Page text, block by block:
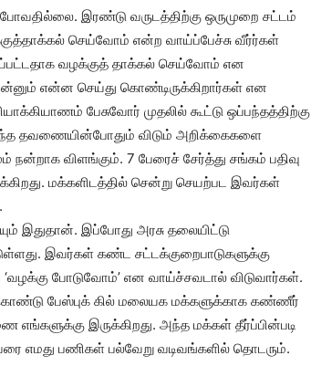
இரண்டு வருடத்திற்கு ஒருமுறை சட்டம்
செய்வோம் என்ற வாய்ப்பேச்சு வீர்ர்கள்
வழக்குத் தாக்கல் செய்வோம் என
என்ன செய்து கொண்டிருக்கிறார்கள் என
பேசுவோர் முதலில் கூட்டு ஒப்பந்தத்திற்கு
தவணையின்போதும் விடும் அறிக்கைகளை
நன்றாக விளங்கும். 7 பேரைச் சேர்த்து சங்கம் பதிவு
மக்களிடத்தில் சென்று செயற்பட இவர்கள்
இதுதான். இப்போது அரசு தலையிட்டு
இவர்கள் கண்ட சட்டக்குறைபாடுகளுக்கு
போடுவோம்’ என வாய்ச்சவடால் விடுவார்கள்.
பேஸ்புக் கில் மலையக மக்களுக்காக கண்ணீர்
இருக்கிறது. அந்த மக்கள் தீர்ப்பின்படி
எமது பணிகள் பல்வேறு வடிவங்களில் தொடரும்.